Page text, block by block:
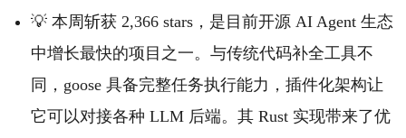
💡 本周斩获 2,366 stars，是目前开源 AI Agent 生态
中增长最快的项目之一。与传统代码补全工具不
同，goose 具备完整任务执行能力，插件化架构让
它可以对接各种 LLM 后端。其 Rust 实现带来了优